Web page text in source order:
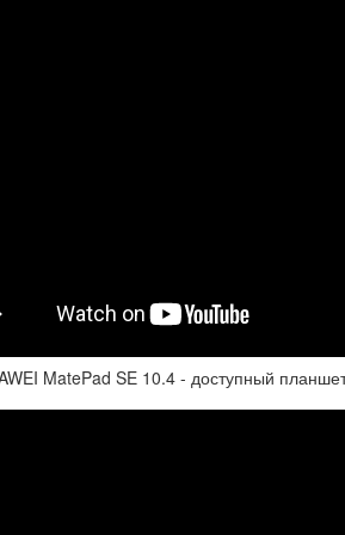
MatePad SE 10.4 - доступный